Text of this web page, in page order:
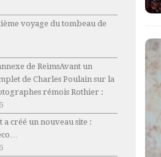
voyage du tombeau de
de ReimsAvant un
de Charles Poulain sur la
rémois Rothier :
a créé un nouveau site :